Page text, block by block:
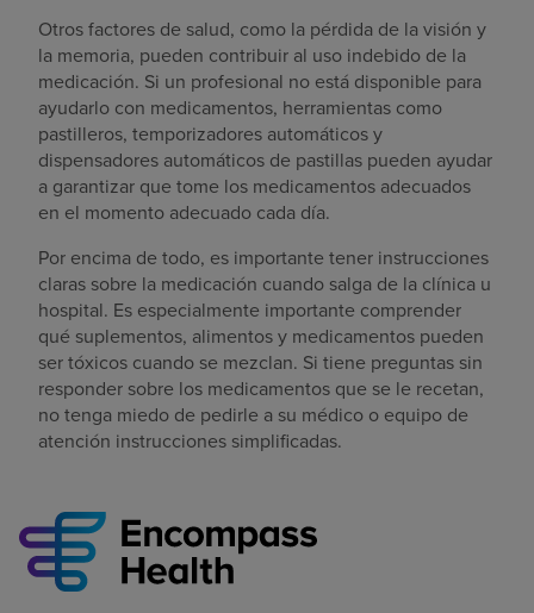
Otros factores de salud, como la pérdida de la visión y
la memoria, pueden contribuir al uso indebido de la
medicación. Si un profesional no está disponible para
ayudarlo con medicamentos, herramientas como
pastilleros, temporizadores automáticos y
dispensadores automáticos de pastillas pueden ayudar
a garantizar que tome los medicamentos adecuados
en el momento adecuado cada día.
Por encima de todo, es importante tener instrucciones
claras sobre la medicación cuando salga de la clínica u
hospital. Es especialmente importante comprender
qué suplementos, alimentos y medicamentos pueden
ser tóxicos cuando se mezclan. Si tiene preguntas sin
responder sobre los medicamentos que se le recetan,
no tenga miedo de pedirle a su médico o equipo de
atención instrucciones simplificadas.